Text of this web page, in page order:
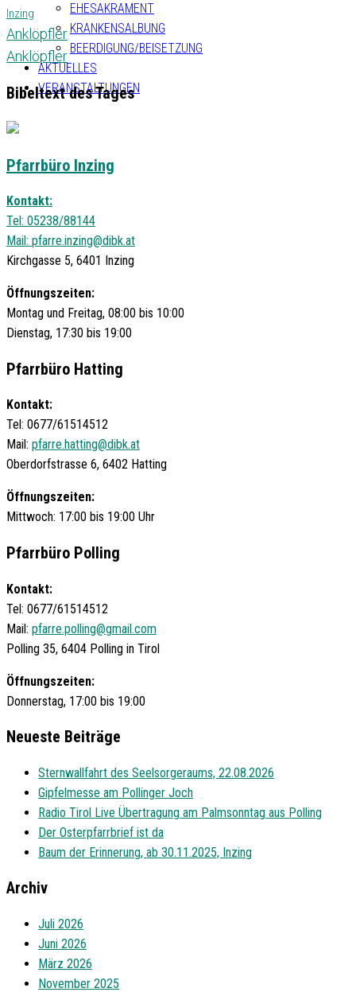
EHESAKRAMENT
KRANKENSALBUNG
BEERDIGUNG/BEISETZUNG
AKTUELLES
VERANSTALTUNGEN
Inzing
Anklöpfler
Anklöpfler
Bibeltext des Tages
Pfarrbüro Inzing
Kontakt:
Tel: 05238/88144
Mail: pfarre.inzing@dibk.at
Kirchgasse 5, 6401 Inzing
Öffnungszeiten:
Montag und Freitag, 08:00 bis 10:00
Dienstag, 17:30 bis 19:00
Pfarrbüro Hatting
Kontakt:
Tel: 0677/61514512
Mail: pfarre.hatting@dibk.at
Oberdorfstrasse 6, 6402 Hatting
Öffnungszeiten:
Mittwoch: 17:00 bis 19:00 Uhr
Pfarrbüro Polling
Kontakt:
Tel: 0677/61514512
Mail: pfarre.polling@gmail.com
Polling 35, 6404 Polling in Tirol
Öffnungszeiten:
Donnerstag, 17:00 bis 19:00
Neueste Beiträge
Sternwallfahrt des Seelsorgeraums, 22.08.2026
Gipfelmesse am Pollinger Joch
Radio Tirol Live Übertragung am Palmsonntag aus Polling
Der Osterpfarrbrief ist da
Baum der Erinnerung, ab 30.11.2025, Inzing
Archiv
Juli 2026
Juni 2026
März 2026
November 2025